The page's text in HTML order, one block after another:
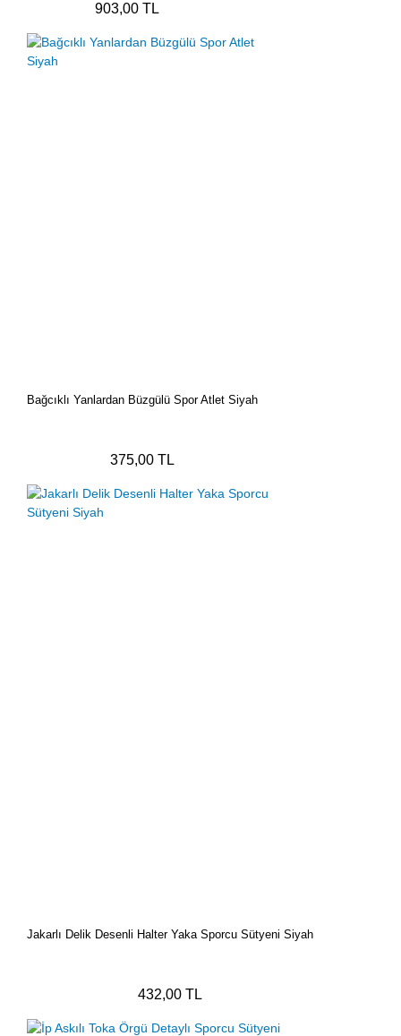
903,00 TL
Bağcıklı Yanlardan Büzgülü Spor Atlet Siyah
375,00 TL
Jakarlı Delik Desenli Halter Yaka Sporcu Sütyeni Siyah
432,00 TL